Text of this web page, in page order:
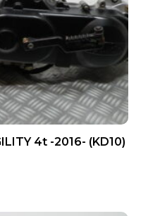
4t -2016- (KD10)